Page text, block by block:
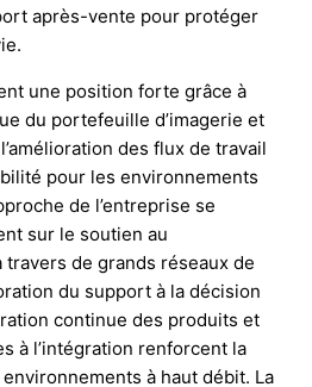
après-vente pour protéger
une position forte grâce à
du portefeuille d’imagerie et
des flux de travail
pour les environnements
de l’entreprise se
sur le soutien au
de grands réseaux de
du support à la décision
continue des produits et
à l’intégration renforcent la
à haut débit. La